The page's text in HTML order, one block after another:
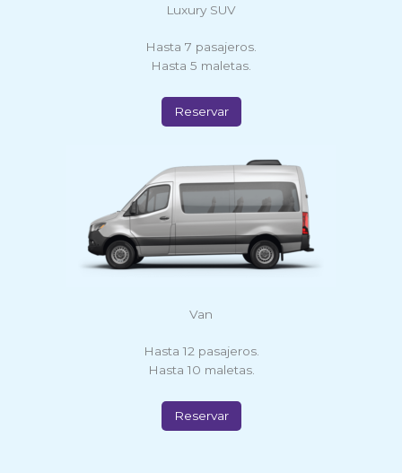
Luxury SUV
Hasta 7 pasajeros.
Hasta 5 maletas.
Reservar
Van
Hasta 12 pasajeros.
Hasta 10 maletas.
Reservar